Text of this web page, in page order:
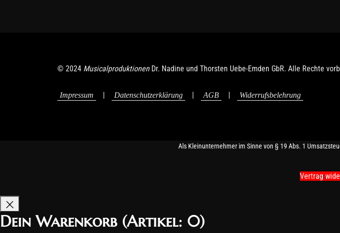
© 2024 MusicalproduktionenDr. Nadine und Thorsten Uebe-Emden GbR. Alle Rechte
Impressum | Datenschutzerklärung | AGB | Widerrufsbelehrung
Als Kleinunternehmer im Sinne von § 19 Abs. 1
Vertrag
Dein Warenkorb (Artikel: 0)